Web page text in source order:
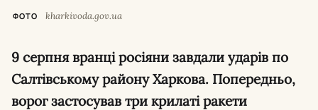
ФОТО kharkivoda.gov.ua
9 серпня вранці росіяни завдали ударів по
Салтівському району Харкова. Попередньо,
ворог застосував три крилаті ракети